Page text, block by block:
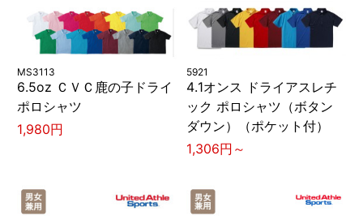
MS3113
6.5oz ＣＶＣ鹿の子ドライ
ポロシャツ
1,980円
5921
4.1オンス ドライアスレチ
ック ポロシャツ（ボタン
ダウン）（ポケット付）
1,306円～